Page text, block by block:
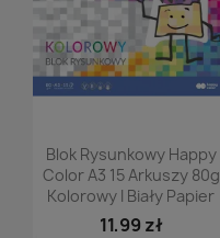
Podgląd
Blok Rysunkowy Happy
Color A3 15 Arkuszy 80g
Kolorowy I Biały Papier
11,99 zł